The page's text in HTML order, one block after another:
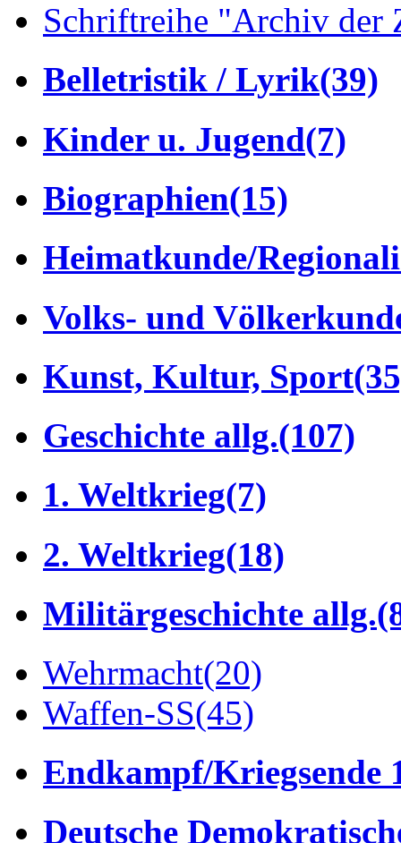
Schriftreihe "Archiv der
Belletristik / Lyrik(39)
Kinder u. Jugend(7)
Biographien(15)
Heimatkunde/
Volks- und
Kunst, Kultur, Sport
Geschichte allg.(107)
1. Weltkrieg(7)
2. Weltkrieg(18)
Militärgeschichte allg.
Wehrmacht(20)
Waffen-SS(45)
Endkampf/Kriegsende
Deutsche